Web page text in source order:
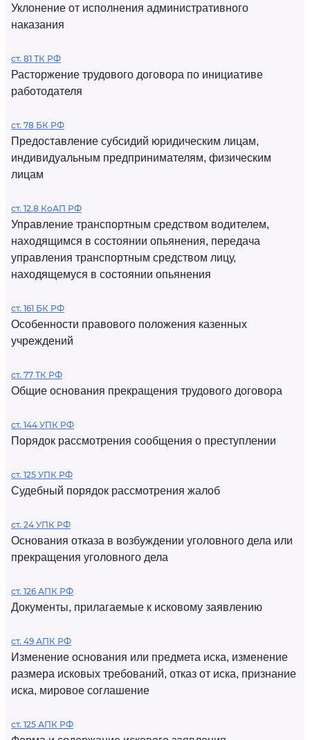
Уклонение от исполнения административного
наказания
ст. 81 ТК РФ
Расторжение трудового договора по инициативе
работодателя
ст. 78 БК РФ
Предоставление субсидий юридическим лицам,
индивидуальным предпринимателям, физическим
лицам
ст. 12.8 КоАП РФ
Управление транспортным средством водителем,
находящимся в состоянии опьянения, передача
управления транспортным средством лицу,
находящемуся в состоянии опьянения
ст. 161 БК РФ
Особенности правового положения казенных
учреждений
ст. 77 ТК РФ
Общие основания прекращения трудового договора
ст. 144 УПК РФ
Порядок рассмотрения сообщения о преступлении
ст. 125 УПК РФ
Судебный порядок рассмотрения жалоб
ст. 24 УПК РФ
Основания отказа в возбуждении уголовного дела или
прекращения уголовного дела
ст. 126 АПК РФ
Документы, прилагаемые к исковому заявлению
ст. 49 АПК РФ
Изменение основания или предмета иска, изменение
размера исковых требований, отказ от иска, признание
иска, мировое соглашение
ст. 125 АПК РФ